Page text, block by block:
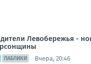
Левобережья -
ПАБЛИКИ Вчера, 20:46